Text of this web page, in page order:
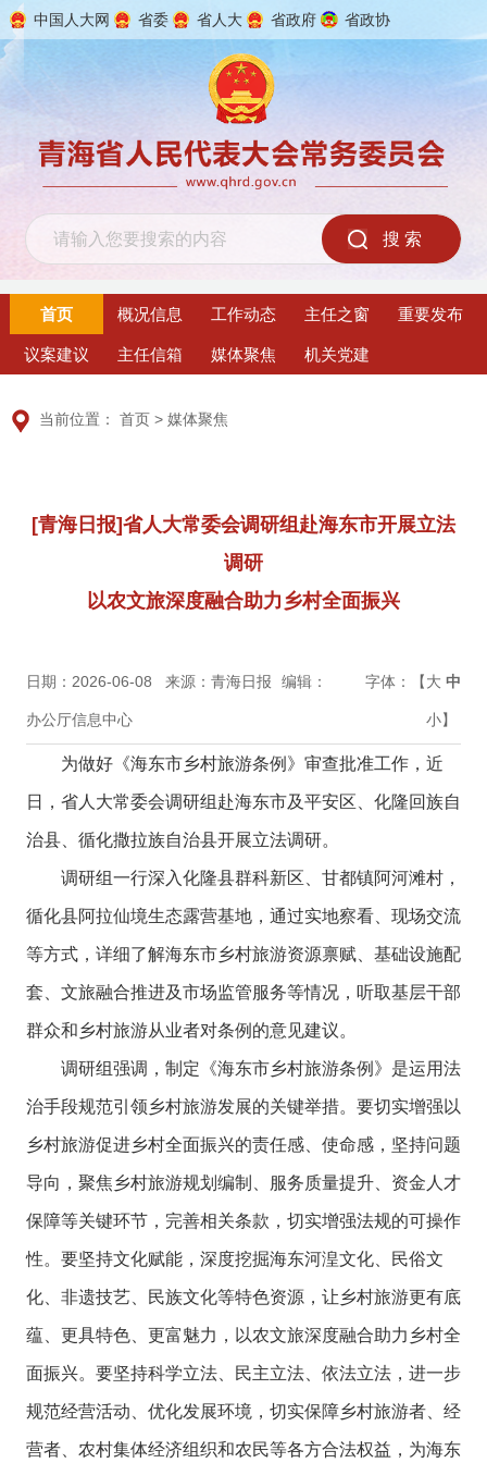
中国人大网 省委 省人大 省政府 省政协
首页 概况信息 工作动态 主任之窗 重要发布
议案建议 主任信箱 媒体聚焦 机关党建
当前位置：首页 >媒体聚焦
[青海日报]省人大常委会调研组赴海东市开展立法
调研
以农文旅深度融合助力乡村全面振兴
日期：2026-06-08 来源：青海日报 编辑：
办公厅信息中心
字体：【大 中
小】
为做好《海东市乡村旅游条例》审查批准工作，近
日，省人大常委会调研组赴海东市及平安区、化隆回族自
治县、循化撒拉族自治县开展立法调研。
调研组一行深入化隆县群科新区、甘都镇阿河滩村，
循化县阿拉仙境生态露营基地，通过实地察看、现场交流
等方式，详细了解海东市乡村旅游资源禀赋、基础设施配
套、文旅融合推进及市场监管服务等情况，听取基层干部
群众和乡村旅游从业者对条例的意见建议。
调研组强调，制定《海东市乡村旅游条例》是运用法
治手段规范引领乡村旅游发展的关键举措。要切实增强以
乡村旅游促进乡村全面振兴的责任感、使命感，坚持问题
导向，聚焦乡村旅游规划编制、服务质量提升、资金人才
保障等关键环节，完善相关条款，切实增强法规的可操作
性。要坚持文化赋能，深度挖掘海东河湟文化、民俗文
化、非遗技艺、民族文化等特色资源，让乡村旅游更有底
蕴、更具特色、更富魅力，以农文旅深度融合助力乡村全
面振兴。要坚持科学立法、民主立法、依法立法，进一步
规范经营活动、优化发展环境，切实保障乡村旅游者、经
营者、农村集体经济组织和农民等各方合法权益，为海东